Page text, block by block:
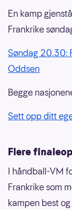
En kamp
Frankrike
Søndag 20.30:
Oddsen
Begge
Sett opp ditt
Flere
I håndball-VM
Frankrike som
kampen best